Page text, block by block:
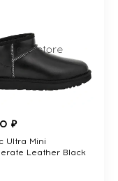
₽
Ultra Mini
Leather Black